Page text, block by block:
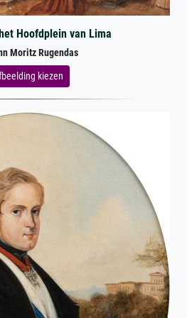
Hoofdplein van Lima
Moritz Rugendas
kiezen